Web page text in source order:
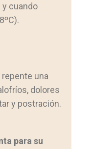
y cuando
una
dolores
y postración.
para su